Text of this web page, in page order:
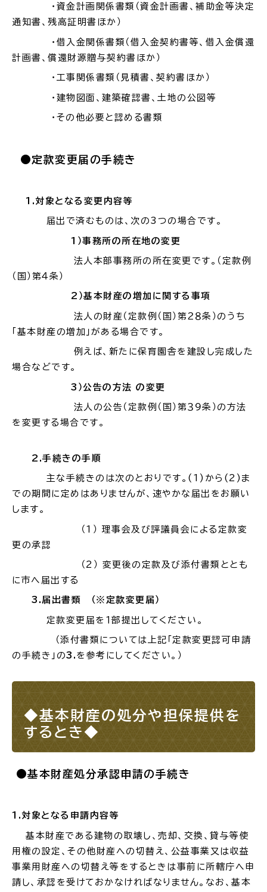
電子申請・手続きガ
サイトマップ
・ 資金計画関係書類（資金計画書、補助金等決定
通知書、残高証明書ほか）
・ 借入金関係書類（借入金契約書等、借入金償還
計画書、 償還財源贈与契約書ほか）
・工事関係書類（見積書、契約書ほか）
・建物図面、建築確認書、土地の公図等
・その他必要と認める書類
●定款変更届の手続き
1.対象となる変更内容等
届出で済むものは、次の 3 つの場合です。
1 ）事務所の所在地の変更
法人本部事務所の所在変更です。（定款例
（国）第４条）
2 ）基本財産の増加に関する事項
法人の財産（定款例（国）第２８条）のうち
「基本財産の増加」がある場合です。
例えば、新たに保育園舎を建設し完成した
場合などです。
3 ）公告の方法 の変更
法人の公告（定款例（国）第３９条）の方法
を変更する場合です。
2.手続きの手順
主な手続きの は次のとおりです。( 1) から( 2) ま
での期間に定めはありませんが、速やかな届出をお願い
します。
（1 ） 理事会及び評議員会による定款変
更の承認
（2 ） 変更後の定款及び添付書類ととも
に市へ届出する
3. 届出書類 （※定款変更届）
定款変更届を１部提出してください。
（添付書類については上記「定款変更認可申請
の手続き」の3. を参考にしてください。）
◆基本財産の処分や担保提供を
するとき◆
●基本財産処分承認申請の手続き
1.対象となる申請内容等
基本財産である建物の取壊し、売却、交換、貸与等使
用権の設定、その他財産への切替え、公益事業又は収益
事業用財産への切替え等をするときは事前に所轄庁へ申
請し、承認を受けておかなければなりません。 なお、基本